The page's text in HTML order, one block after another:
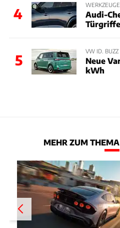
4
Audi-
5
VW ID. BUZZ
Neue
kWh
MEHR ZUM